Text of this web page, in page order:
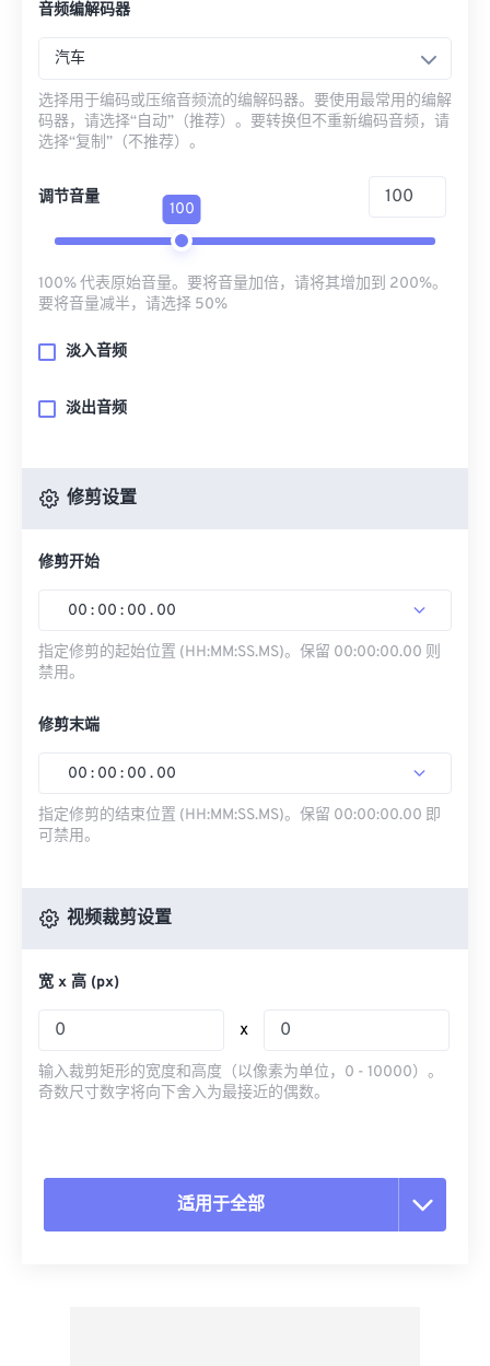
音频编解码器
汽车
选择用于编码或压缩音频流的编解码器。要使用最常用的编解
码器，请选择“自动”（推荐）。要转换但不重新编码音频，请
选择“复制”（不推荐）。
调节音量
100
100% 代表原始音量。要将音量加倍，请将其增加到 200%。
要将音量减半，请选择 50%
淡入音频
淡出音频
修剪设置
修剪开始
00 : 00 : 00 . 00
指定修剪的起始位置 (HH:MM:SS.MS)。保留 00:00:00.00 则
禁用。
修剪末端
00 : 00 : 00 . 00
指定修剪的结束位置 (HH:MM:SS.MS)。保留 00:00:00.00 即
可禁用。
视频裁剪设置
宽 x 高 (px)
x
输入裁剪矩形的宽度和高度（以像素为单位，0 - 10000）。
奇数尺寸数字将向下舍入为最接近的偶数。
适用于全部